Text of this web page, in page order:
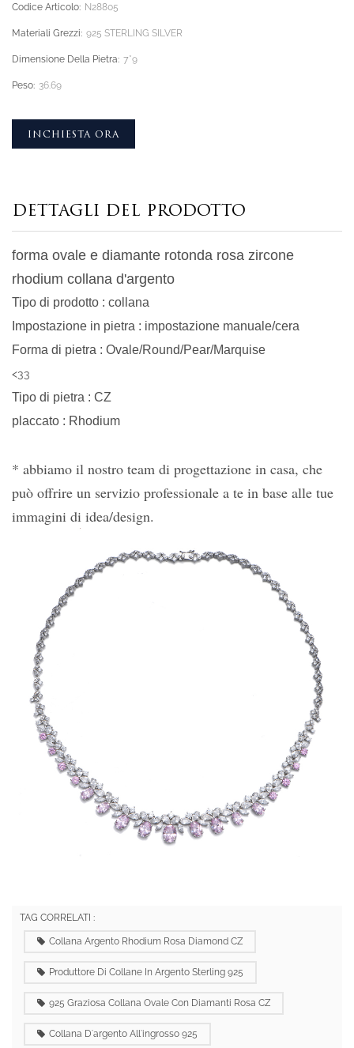
Codice Articolo: N28805
Materiali Grezzi: 925 STERLING SILVER
Dimensione Della Pietra: 7*9
Peso: 36.69
INCHIESTA ORA
DETTAGLI DEL PRODOTTO
forma ovale e diamante rotonda rosa zircone
rhodium collana d'argento
Tipo di prodotto : collana
Impostazione in pietra : impostazione manuale/cera
Forma di pietra : Ovale/Round/Pear/Marquise
<33
Tipo di pietra : CZ
placcato : Rhodium
* abbiamo il nostro team di progettazione in casa, che
può offrire un servizio professionale a te in base alle tue
immagini di idea/design.
TAG CORRELATI :
Collana Argento Rhodium Rosa Diamond CZ
Produttore Di Collane In Argento Sterling 925
925 Graziosa Collana Ovale Con Diamanti Rosa CZ
Collana D'argento All'ingrosso 925